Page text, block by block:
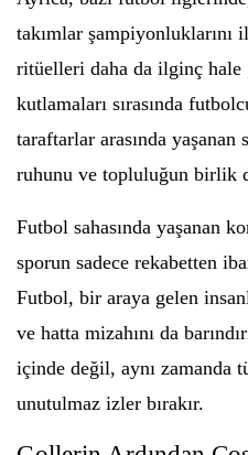
takımlar
ritüelleri daha da ilginç
kutlamaları sırasında
taraftarlar arasında
ruhunu ve topluluğun birlik
Futbol sahasında yaşanan
sporun sadece rekabetten
Futbol, bir araya gelen
ve hatta mizahını da
içinde değil, aynı zamanda
unutulmaz izler bırakır.